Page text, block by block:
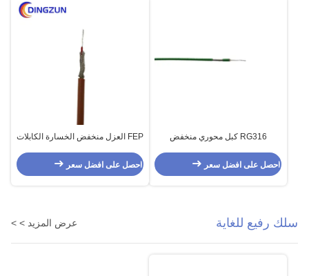
RG316 كبل محوري منخفض
احصل على افضل سعر
FEP العزل منخفض الخسارة الكابلات
احصل على افضل سعر
سلك رفيع للغاية عرض المزيد > >